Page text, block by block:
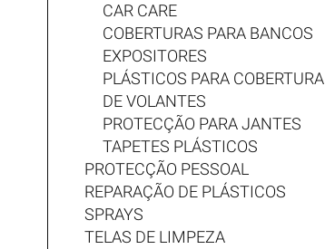
CAR CARE
COBERTURAS PARA BANCOS
EXPOSITORES
PLÁSTICOS PARA COBERTURA
DE VOLANTES
PROTECÇÃO PARA JANTES
TAPETES PLÁSTICOS
PROTECÇÃO PESSOAL
REPARAÇÃO DE PLÁSTICOS
SPRAYS
TELAS DE LIMPEZA